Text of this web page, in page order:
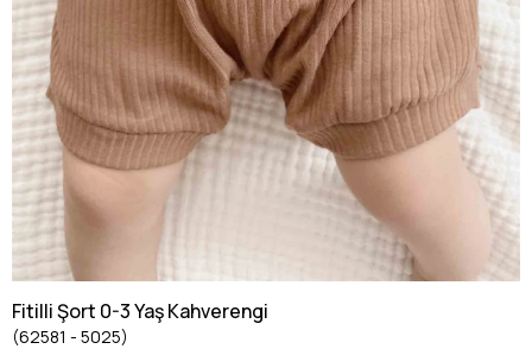
Fitilli Şort 0-3 Yaş Kahverengi
(62581 - 5025)